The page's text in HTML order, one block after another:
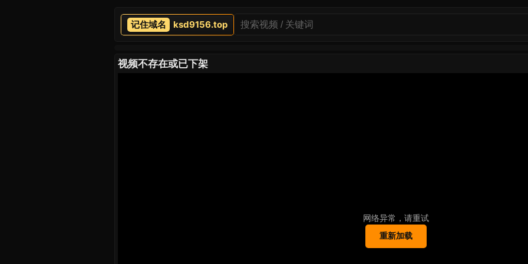
ksd9156.top
视频不存在或已下架
网络异常，请重试
重新加载